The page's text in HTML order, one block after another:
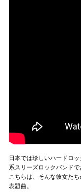
日本では珍しいハードロ
系スリーズロックバンドで
こちらは、そんな彼女た
表題曲。